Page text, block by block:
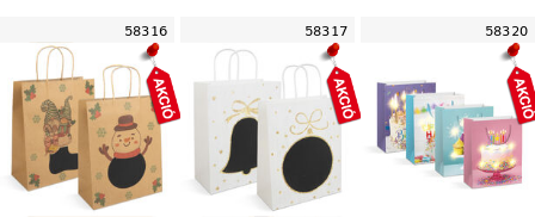
58316 58317 58320